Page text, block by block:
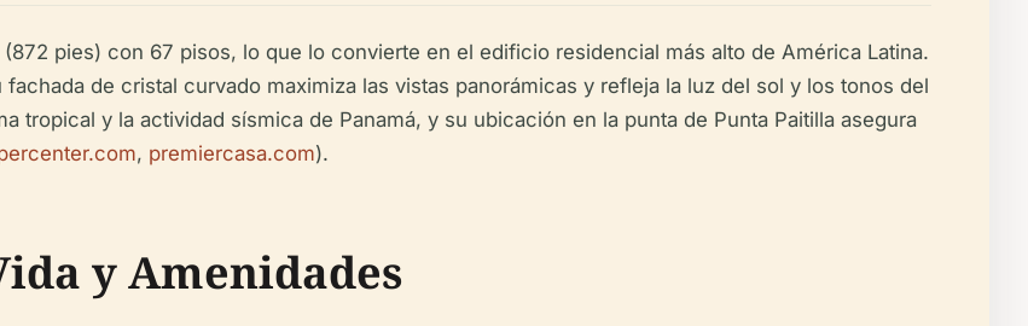
pies) con 67 pisos, lo que lo convierte en el edificio residencial más alto de América Latina.
de cristal curvado maximiza las vistas panorámicas y refleja la luz del sol y los tonos del
tropical y la actividad sísmica de Panamá, y su ubicación en la punta de Punta Paitilla asegura
, premiercasa.com).
y Amenidades